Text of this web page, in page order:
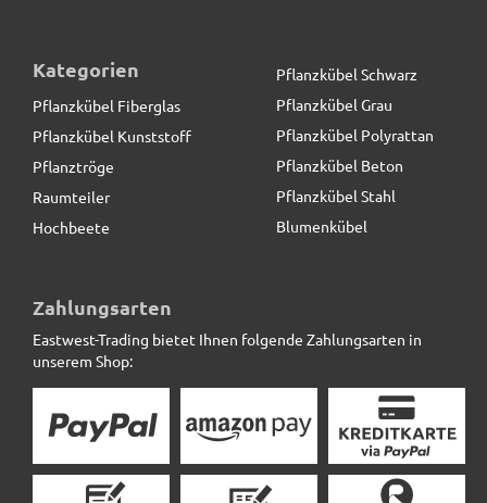
anthrazit
126,50 € *
Kategorien
Pflanzkübel Fiberglas
Pflanzkübel Kunststoff
Pflanztröge
Raumteiler
Hochbeete
Pflanzkübel Schwarz
Pflanzkübel Grau
Pflanzkübel Polyrattan
Pflanzkübel Beton
Pflanzkübel Stahl
Blumenkübel
Zahlungsarten
Eastwest-Trading bietet Ihnen folgende Zahlungsarten in
unserem Shop: